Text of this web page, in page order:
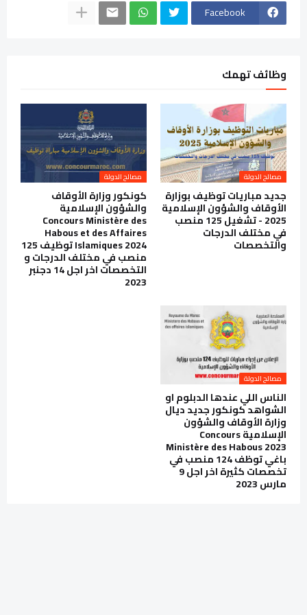
Facebook
وظائف تهمك
مصالح الدولة
جديد مباريات توظيف بوزارة
الأوقاف والشؤون الإسلامية
2025 - تشغيل 125 منصب
في مختلف الدرجات
والتخصصات
مصالح الدولة
كونكور وزارة الأوقاف
والشؤون الإسلامية
Concours Ministère des
Habous et des Affaires
Islamiques 2024 توظيف 125
منصب في مختلف الدرجات و
التخصصات اخر اجل 14 دجنبر
2023
مصالح الدولة
الناس اللي عندها الدبلوم او
الشواهد كونكور جديد ديال
وزارة الأوقاف والشؤون
الإسلامية Concours
Ministère des Habous 2023
باغي توظف 124 منصب في
تخصصات كثيرة اخر اجل 9
مارس 2023